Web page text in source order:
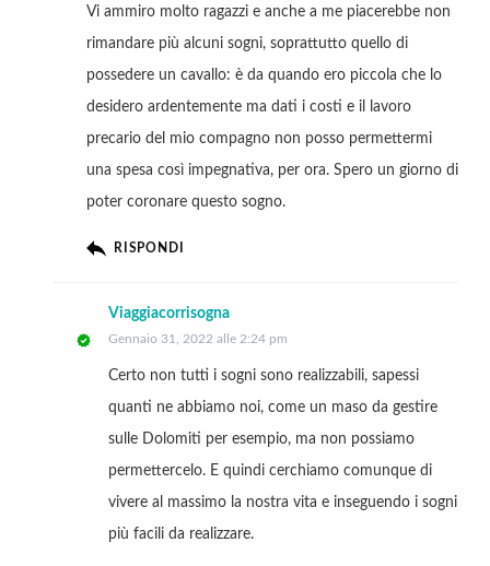
Vi ammiro molto ragazzi e anche a me piacerebbe non
rimandare più alcuni sogni, soprattutto quello di
possedere un cavallo: è da quando ero piccola che lo
desidero ardentemente ma dati i costi e il lavoro
precario del mio compagno non posso permettermi
una spesa così impegnativa, per ora. Spero un giorno di
poter coronare questo sogno.
RISPONDI
Viaggiacorrisogna
Gennaio 31, 2022 alle 2:24 pm
Certo non tutti i sogni sono realizzabili, sapessi
quanti ne abbiamo noi, come un maso da gestire
sulle Dolomiti per esempio, ma non possiamo
permettercelo. E quindi cerchiamo comunque di
vivere al massimo la nostra vita e inseguendo i sogni
più facili da realizzare.